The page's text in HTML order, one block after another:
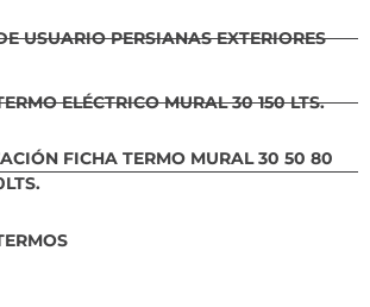
USUARIO PERSIANAS EXTERIORES
ELÉCTRICO MURAL 30 150 LTS.
FICHA TERMO MURAL 30 50 80